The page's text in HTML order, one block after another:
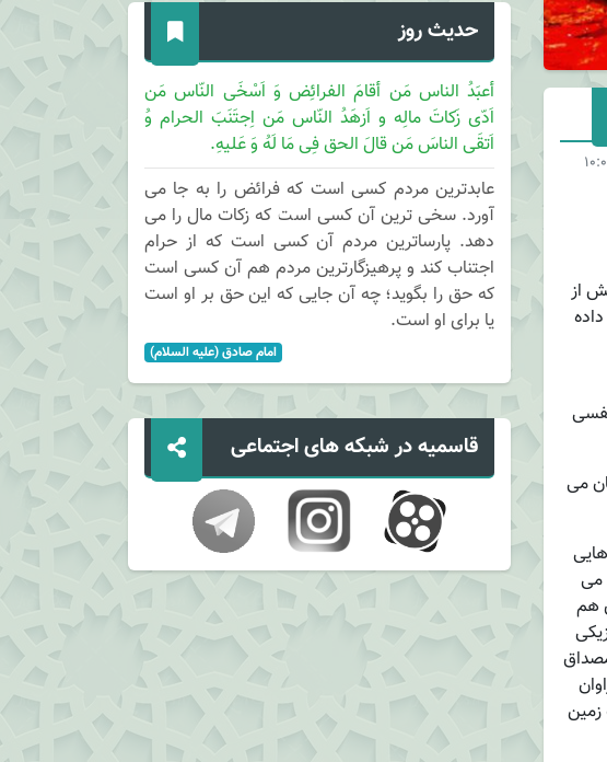
از
می
می
هم
زمین
حدیث روز
أعبَدُ الناس مَن أقامَ الفرائِض وَ اَسْخَی النّاس مَن
اَدّی زَکاتَ مالِه و اَزهَدُ النّاس مَن اِجتَنَبَ الحرام وُ
اَتقَی الناسَ مَن قالَ الحق فِی مَا لَهُ وَ عَلیهِ.
عابدترین مردم کسی است که فرائض را به جا می
آورد. سخی ترین آن کسی است که زکات مال را می
دهد. پارساترین مردم آن کسی است که از حرام
اجتناب کند و پرهیزگارترین مردم هم آن کسی است
که حق را بگوید؛ چه آن جایی که این حق بر او است
یا برای او است.
امام صادق (علیه السلام)
قاسمیه در شبکه های اجتماعی